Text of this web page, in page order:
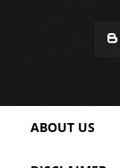
ABOUT US